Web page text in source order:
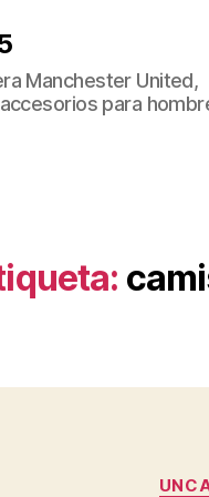
Manchester United,
para